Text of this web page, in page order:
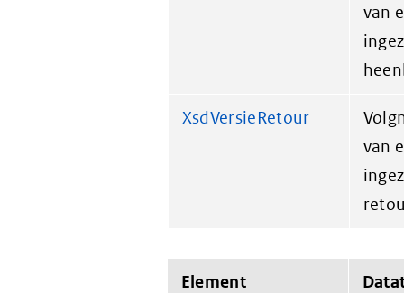
van
XsdVersieRetour
van
Element